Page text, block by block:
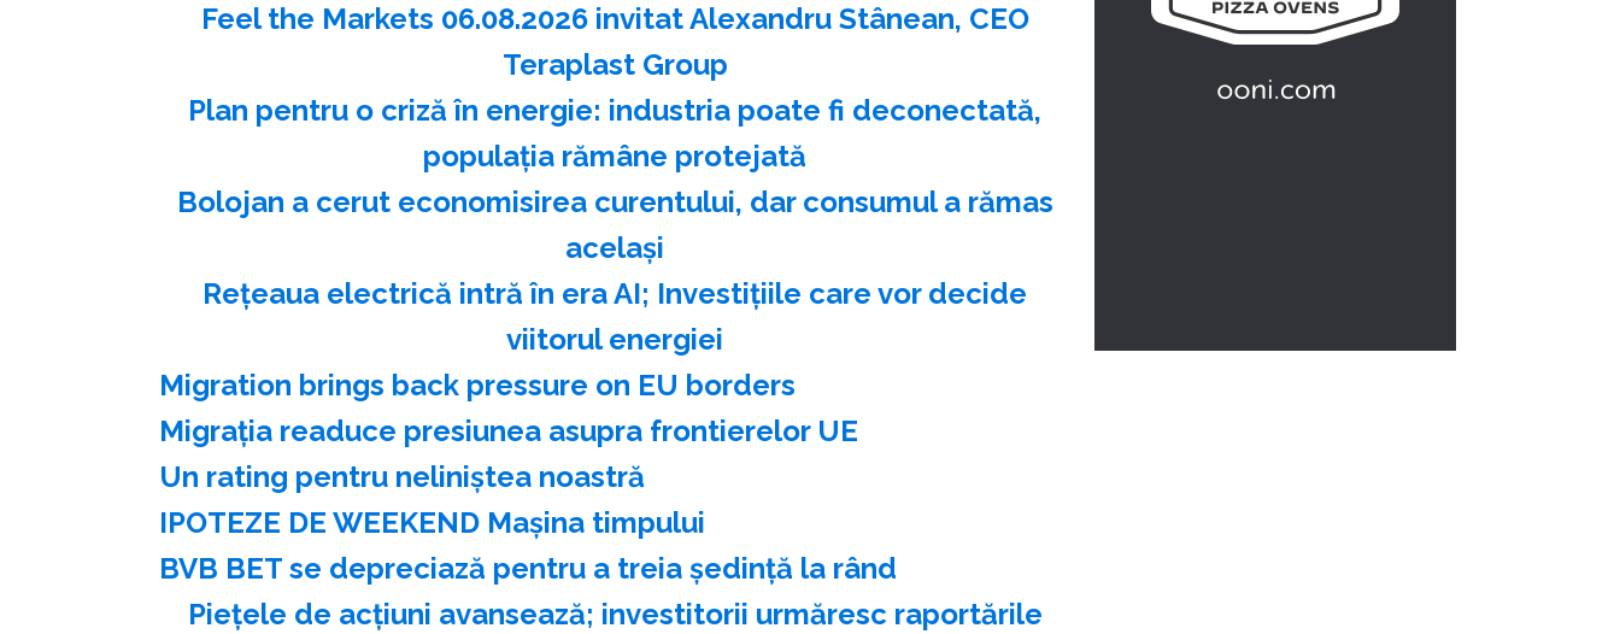
Feel the Markets 06.08.2026 invitat Alexandru Stânean, CEO
Teraplast Group
Plan pentru o criză în energie: industria poate fi deconectată,
populaţia rămâne protejată
Bolojan a cerut economisirea curentului, dar consumul a rămas
acelaşi
Reţeaua electrică intră în era AI; Investiţiile care vor decide
viitorul energiei
Migration brings back pressure on EU borders
Migraţia readuce presiunea asupra frontierelor UE
Un rating pentru neliniştea noastră
IPOTEZE DE WEEKEND Maşina timpului
BVB BET se depreciază pentru a treia şedinţă la rând
Pieţele de acţiuni avansează; investitorii urmăresc raportările